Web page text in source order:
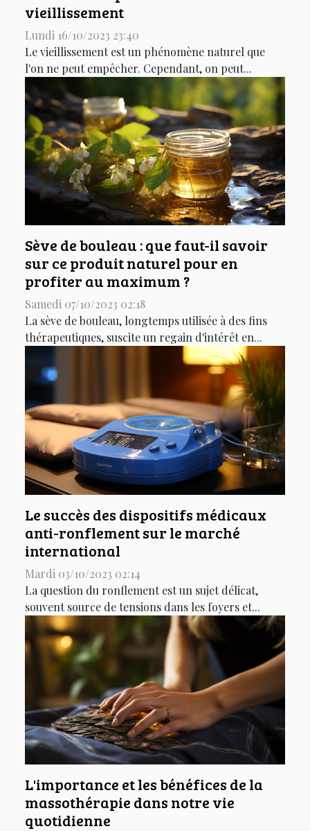
vieillissement
Lundi 16/10/2023 23:40
Le vieillissement est un phénomène naturel que
l'on ne peut empêcher. Cependant, on peut...
Sève de bouleau : que faut-il savoir
sur ce produit naturel pour en
profiter au maximum ?
Samedi 07/10/2023 02:18
La sève de bouleau, longtemps utilisée à des fins
thérapeutiques, suscite un regain d'intérêt en...
Le succès des dispositifs médicaux
anti-ronflement sur le marché
international
Mardi 03/10/2023 02:14
La question du ronflement est un sujet délicat,
souvent source de tensions dans les foyers et...
L'importance et les bénéfices de la
massothérapie dans notre vie
quotidienne